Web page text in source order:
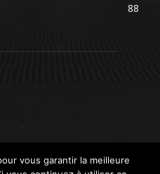
88
vous garantir la meilleure